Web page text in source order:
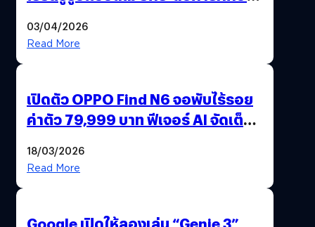
03/04/2026
Read More
เปิดตัว OPPO Find N6 จอพับไร้รอย
ค่าตัว 79,999 บาท ฟีเจอร์ AI จัดเต็ม
18/03/2026
Read More
Google เปิดให้ลองเล่น “Genie 3”